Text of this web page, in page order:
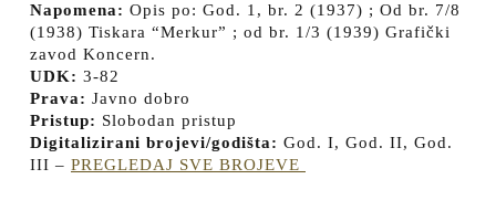
Napomena: Opis po: God. 1, br. 2 (1937) ; Od br. 7/8
(1938) Tiskara “Merkur” ; od br. 1/3 (1939) Grafički
zavod Koncern.
UDK: 3-82
Prava: Javno dobro
Pristup: Slobodan pristup
Digitalizirani brojevi/godišta: God. I, God. II, God.
III – PREGLEDAJ SVE BROJEVE